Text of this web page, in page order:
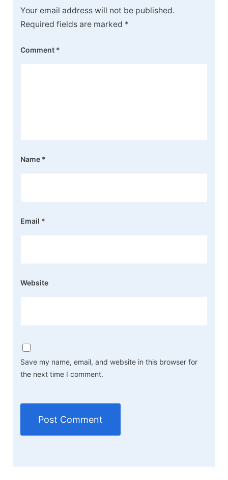
Your email address will not be published.
Required fields are marked *
Comment *
Name *
Email *
Website
Save my name, email, and website in this browser for
the next time I comment.